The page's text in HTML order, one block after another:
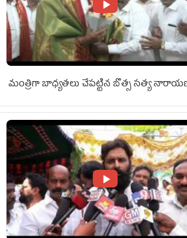
మంత్రిగా బాధ్యతలు చేపట్టిన బొత్స సత్య